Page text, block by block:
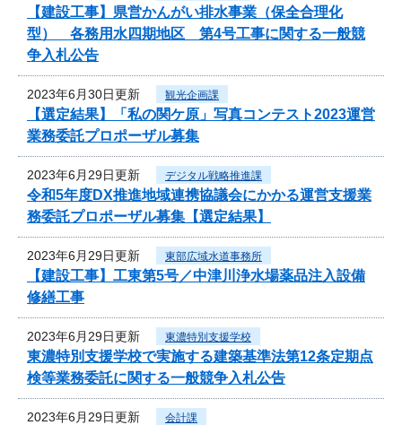
【建設工事】県営かんがい排水事業（保全合理化
型） 各務用水四期地区 第4号工事に関する一般競
争入札公告
2023年6月30日更新 観光企画課
【選定結果】「私の関ケ原」写真コンテスト2023運営
業務委託プロポーザル募集
2023年6月29日更新 デジタル戦略推進課
令和5年度DX推進地域連携協議会にかかる運営支援業
務委託プロポーザル募集【選定結果】
2023年6月29日更新 東部広域水道事務所
【建設工事】工東第5号／中津川浄水場薬品注入設備
修繕工事
2023年6月29日更新 東濃特別支援学校
東濃特別支援学校で実施する建築基準法第12条定期点
検等業務委託に関する一般競争入札公告
2023年6月29日更新 会計課